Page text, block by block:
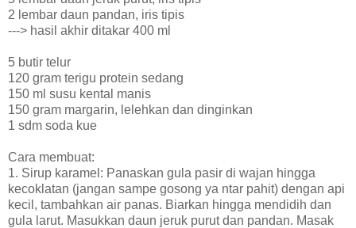
2 lembar daun pandan, iris tipis
---> hasil akhir ditakar 400 ml
5 butir telur
120 gram terigu protein sedang
150 ml susu kental manis
150 gram margarin, lelehkan dan dinginkan
1 sdm soda kue
Cara membuat:
1. Sirup karamel: Panaskan gula pasir di wajan hingga
kecoklatan (jangan sampe gosong ya ntar pahit) dengan api
kecil, tambahkan air panas. Biarkan hingga mendidih dan
gula larut. Masukkan daun jeruk purut dan pandan. Masak